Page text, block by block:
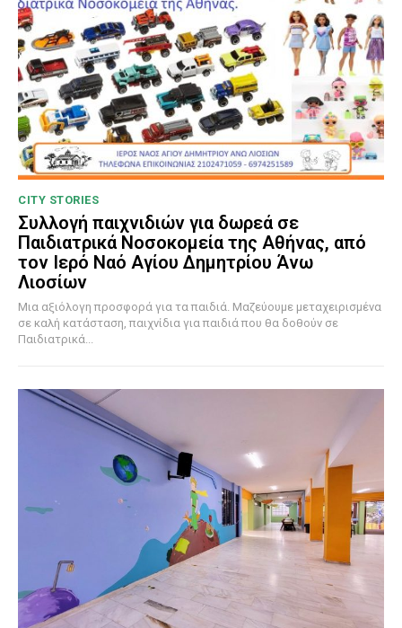
CITY STORIES
Συλλογή παιχνιδιών για δωρεά σε
Παιδιατρικά Νοσοκομεία της Αθήνας, από
τον Ιερό Ναό Αγίου Δημητρίου Άνω
Λιοσίων
Μια αξιόλογη προσφορά για τα παιδιά. Μαζεύουμε μεταχειρισμένα
σε καλή κατάσταση, παιχνίδια για παιδιά που θα δοθούν σε
Παιδιατρικά...